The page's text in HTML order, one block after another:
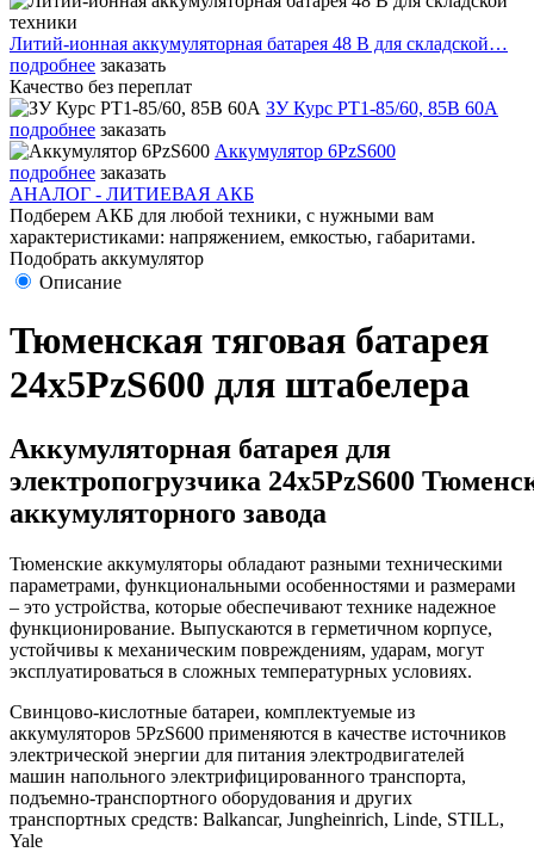
Литий-ионная аккумуляторная батарея 48 В для складской…
подробнее заказать
Качество без переплат
ЗУ Курс PT1-85/60, 85В 60А
подробнее заказать
Аккумулятор 6PzS600
подробнее заказать
АНАЛОГ - ЛИТИЕВАЯ АКБ
Подберем АКБ для любой техники, с нужными вам
характеристиками: напряжением, емкостью, габаритами.
Подобрать аккумулятор
Описание
Тюменская тяговая батарея
24х5PzS600 для штабелера
Аккумуляторная батарея для
электропогрузчика 24х5PzS600
аккумуляторного завода
Тюменские аккумуляторы обладают разными техническими
параметрами, функциональными особенностями и размерами
– это устройства, которые обеспечивают технике надежное
функционирование. Выпускаются в герметичном корпусе,
устойчивы к механическим повреждениям, ударам, могут
эксплуатироваться в сложных температурных условиях.
Свинцово-кислотные батареи, комплектуемые из
аккумуляторов 5PzS600 применяются в качестве источников
электрической энергии для питания электродвигателей
машин напольного электрифицированного транспорта,
подъемно-транспортного оборудования и других
транспортных средств: Balkancar, Jungheinrich, Linde, STILL,
Yale